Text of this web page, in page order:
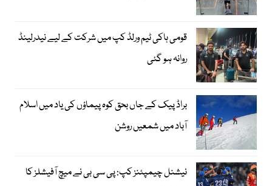
قومی ہاکی ٹیم ورلڈ کپ میں شرکت کے لیے نیدرلینڈ
روانہ ہو گئی
براڈ پیک کے جاں بحق کوہ پیماؤں کی یاد میں اسلام
آباد میں شمعیں روشن
نیشنل چیمپئنز کپ: پی سی بی نے میچ آفیشلز کا